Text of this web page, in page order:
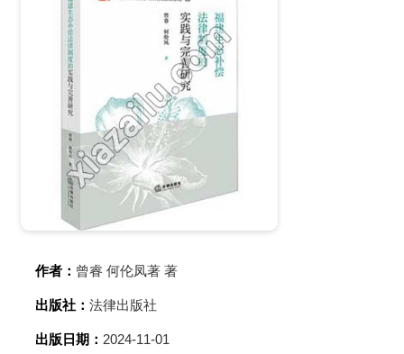
作者： 曾睿 何伦凤著 著
出版社： 法律出版社
出版日期： 2024-11-01